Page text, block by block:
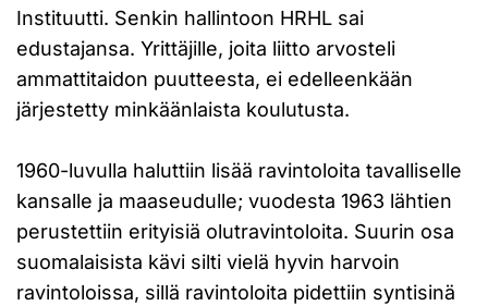
Instituutti. Senkin hallintoon HRHL sai
edustajansa. Yrittäjille, joita liitto arvosteli
ammattitaidon puutteesta, ei edelleenkään
järjestetty minkäänlaista koulutusta.
1960-luvulla haluttiin lisää ravintoloita tavalliselle
kansalle ja maaseudulle; vuodesta 1963 lähtien
perustettiin erityisiä olutravintoloita. Suurin osa
suomalaisista kävi silti vielä hyvin harvoin
ravintoloissa, sillä ravintoloita pidettiin syntisinä